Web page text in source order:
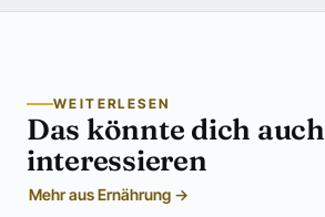
WEITERLESEN
Das könnte dich auch
interessieren
Mehr aus Ernährung →